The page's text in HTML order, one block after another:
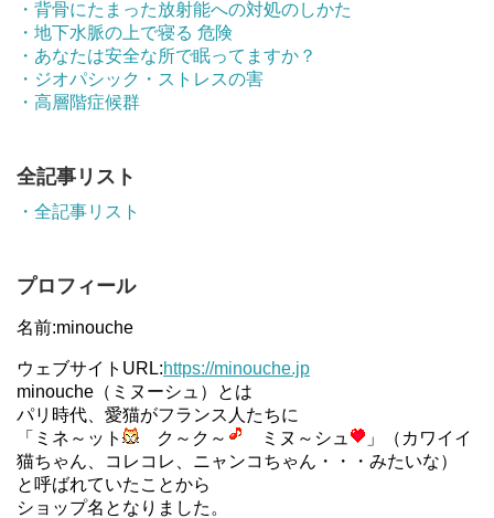
・背骨にたまった放射能への対処のしかた
・地下水脈の上で寝る 危険
・あなたは安全な所で眠ってますか？
・ジオパシック・ストレスの害
・高層階症候群
全記事リスト
・全記事リスト
プロフィール
名前:minouche
ウェブサイトURL:https://minouche.jp
minouche（ミヌーシュ）とは
パリ時代、愛猫がフランス人たちに
「ミネ～ット
ク～ク～ ミヌ～シュ
」（カワイイ
猫ちゃん、コレコレ、ニャンコちゃん・・・みたいな）
と呼ばれていたことから
ショップ名となりました。